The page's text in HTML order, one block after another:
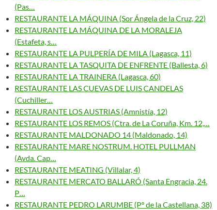
(Pas…
RESTAURANTE LA MÁQUINA (Sor Ángela de la Cruz, 22)
RESTAURANTE LA MÁQUINA DE LA MORALEJA
(Estafeta, s…
RESTAURANTE LA PULPERÍA DE MILA (Lagasca, 11)
RESTAURANTE LA TASQUITA DE ENFRENTE (Ballesta, 6)
RESTAURANTE LA TRAINERA (Lagasca, 60)
RESTAURANTE LAS CUEVAS DE LUIS CANDELAS
(Cuchiller…
RESTAURANTE LOS AUSTRIAS (Amnistía, 12)
RESTAURANTE LOS REMOS (Ctra. de La Coruña, Km. 12,…
RESTAURANTE MALDONADO 14 (Maldonado, 14)
RESTAURANTE MARE NOSTRUM. HOTEL PULLMAN
(Avda. Cap…
RESTAURANTE MEATING (Villalar, 4)
RESTAURANTE MERCATO BALLARÓ (Santa Engracia, 24.
P…
RESTAURANTE PEDRO LARUMBE (Pº de la Castellana, 38)